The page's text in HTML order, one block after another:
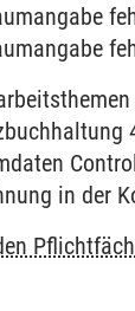
in der